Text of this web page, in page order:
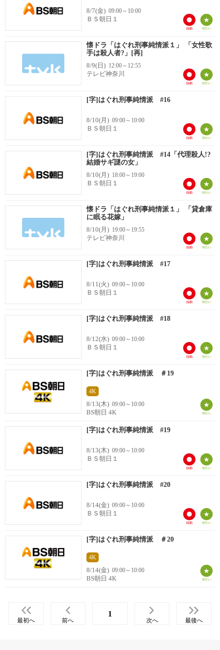
8/7(金) 09:00～10:00
ＢＳ朝日１
懐ドラ「はぐれ刑事純情派１」 「女性歌
手は殺人者?」[再]
8/9(日) 12:00～12:55
テレビ神奈川
[字]はぐれ刑事純情派 #16
8/10(月) 09:00～10:00
ＢＳ朝日１
[字]はぐれ刑事純情派 #14「代理殺人!?
結婚サギ謎の女」
8/10(月) 18:00～19:00
ＢＳ朝日１
懐ドラ「はぐれ刑事純情派１」 「貸倉庫
に眠る花嫁」
8/10(月) 19:00～19:55
テレビ神奈川
[字]はぐれ刑事純情派 #17
8/11(火) 09:00～10:00
ＢＳ朝日１
[字]はぐれ刑事純情派 #18
8/12(水) 09:00～10:00
ＢＳ朝日１
[字]はぐれ刑事純情派 ＃19
4K
8/13(木) 09:00～10:00
BS朝日 4K
[字]はぐれ刑事純情派 #19
8/13(木) 09:00～10:00
ＢＳ朝日１
[字]はぐれ刑事純情派 #20
8/14(金) 09:00～10:00
ＢＳ朝日１
[字]はぐれ刑事純情派 ＃20
4K
8/14(金) 09:00～10:00
BS朝日 4K
最初へ 前へ
1
次へ 最後へ